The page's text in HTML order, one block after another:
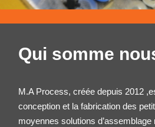
Qui somme
M.A Process, créée depuis 2012
conception et la fabrication des
moyennes solutions